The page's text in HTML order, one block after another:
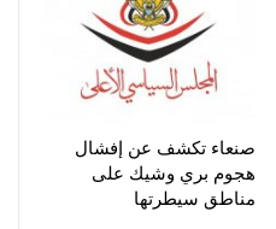
صنعاء تكشف عن إفشال
هجوم بري وشيك على
مناطق سيطرتها